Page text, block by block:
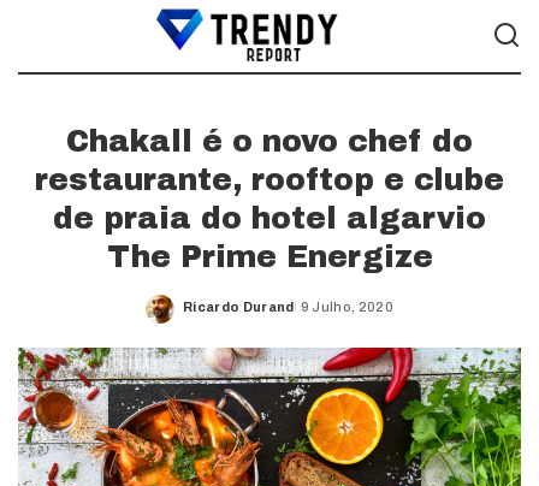
Chakall é o novo chef do
restaurante, rooftop e clube
de praia do hotel algarvio
The Prime Energize
Posted
Ricardo Durand 9 Julho, 2020